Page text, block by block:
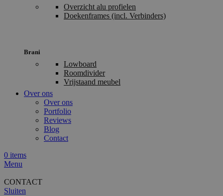
Overzicht alu profielen
Doekenframes (incl. Verbinders)
Brani
Lowboard
Roomdivider
Vrijstaand meubel
Over ons
Over ons
Portfolio
Reviews
Blog
Contact
0 items
Menu
CONTACT
Sluiten